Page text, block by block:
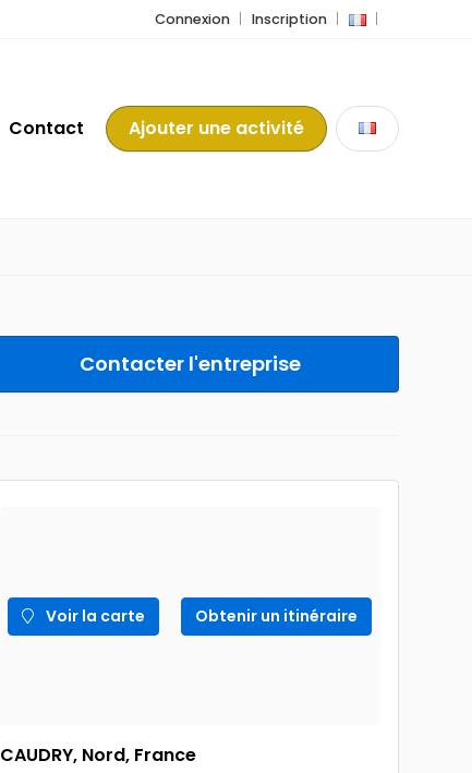
Connexion Inscription
Contact Ajouter une activité
Contacter l'entreprise
Voir la carte Obtenir un itinéraire
CAUDRY, Nord, France